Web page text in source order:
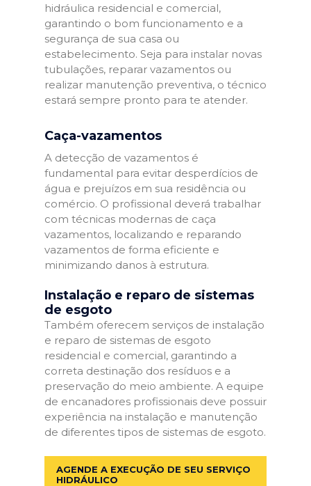
hidráulica residencial e comercial,
garantindo o bom funcionamento e a
segurança de sua casa ou
estabelecimento. Seja para instalar novas
tubulações, reparar vazamentos ou
realizar manutenção preventiva, o técnico
estará sempre pronto para te atender.
Caça-vazamentos
A detecção de vazamentos é
fundamental para evitar desperdícios de
água e prejuízos em sua residência ou
comércio. O profissional deverá trabalhar
com técnicas modernas de caça
vazamentos, localizando e reparando
vazamentos de forma eficiente e
minimizando danos à estrutura.
Instalação e reparo de sistemas
de esgoto
Também oferecem serviços de instalação
e reparo de sistemas de esgoto
residencial e comercial, garantindo a
correta destinação dos resíduos e a
preservação do meio ambiente. A equipe
de encanadores profissionais deve possuir
experiência na instalação e manutenção
de diferentes tipos de sistemas de esgoto.
AGENDE A EXECUÇÃO DE SEU SERVIÇO
HIDRÁULICO